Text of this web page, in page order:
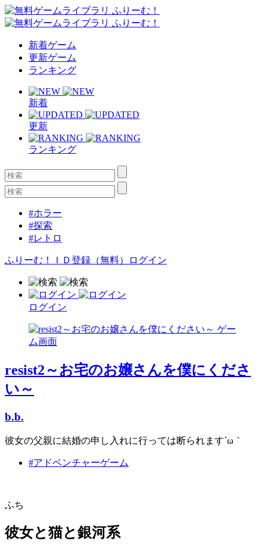
新着ゲーム
更新ゲーム
ランキング
新着
更新
ランキング
#ホラー
#探索
#レトロ
ふりーむ！ＩＤ登録（無料） ログイン
ログイン
resist2～お宅のお嬢さんを僕にくださ
い～
b.b.
彼女の父親に結婚の申し入れに行っては断られます´ω｀
#アドベンチャーゲーム
ふち
彼女と猫と銀河系